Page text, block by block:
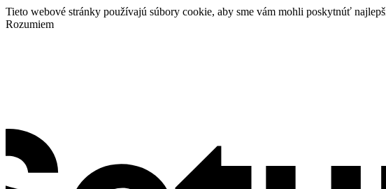
Tieto webové stránky používajú súbory cookie, aby sme vám mohli poskytnúť
Rozumiem